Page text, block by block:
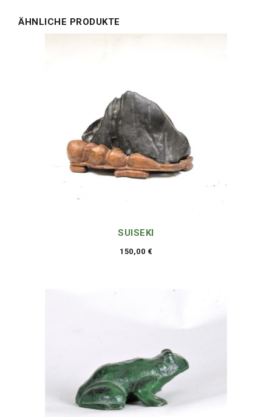
ÄHNLICHE PRODUKTE
SUISEKI
150,00 €